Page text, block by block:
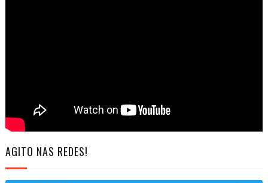
AGITO NAS REDES!